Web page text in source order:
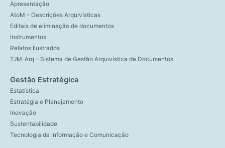
Apresentação
AtoM – Descrições Arquivísticas
Editais de eliminação de documentos
Instrumentos
Relatos Ilustrados
TJM-Arq – Sistema de Gestão Arquivística de Documentos
Gestão Estratégica
Estatística
Estratégia e Planejamento
Inovação
Sustentabilidade
Tecnologia da Informação e Comunicação